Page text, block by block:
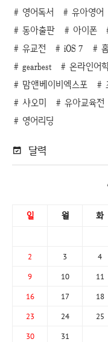
영어독서
유아영어
동아출판
아이폰
유교전
iOS 7
gearbest
온라인어
맘앤베이비엑스포
샤오미
유아교육전
영어리딩
달력
일 월 화
2 3 4
9 10 11
16 17 18
23 24 25
30 31